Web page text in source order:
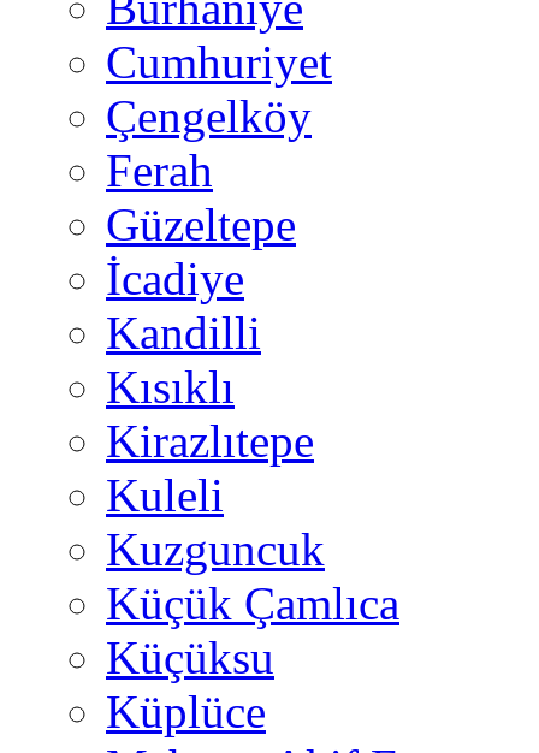
Cumhuriyet
Çengelköy
Ferah
Güzeltepe
İcadiye
Kandilli
Kısıklı
Kirazlıtepe
Kuleli
Kuzguncuk
Küçük Çamlıca
Küçüksu
Küplüce